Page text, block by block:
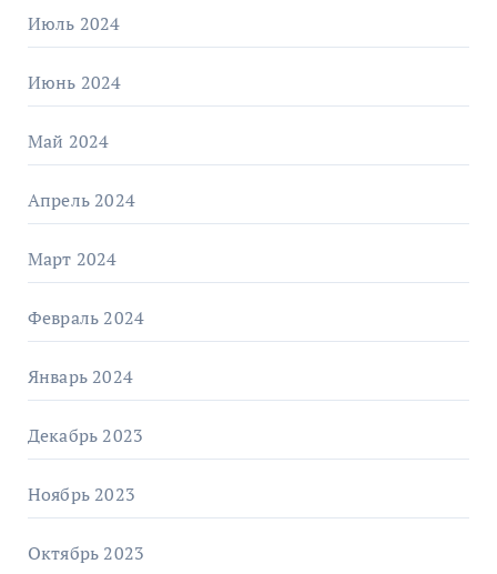
Июль 2024
Июнь 2024
Май 2024
Апрель 2024
Март 2024
Февраль 2024
Январь 2024
Декабрь 2023
Ноябрь 2023
Октябрь 2023